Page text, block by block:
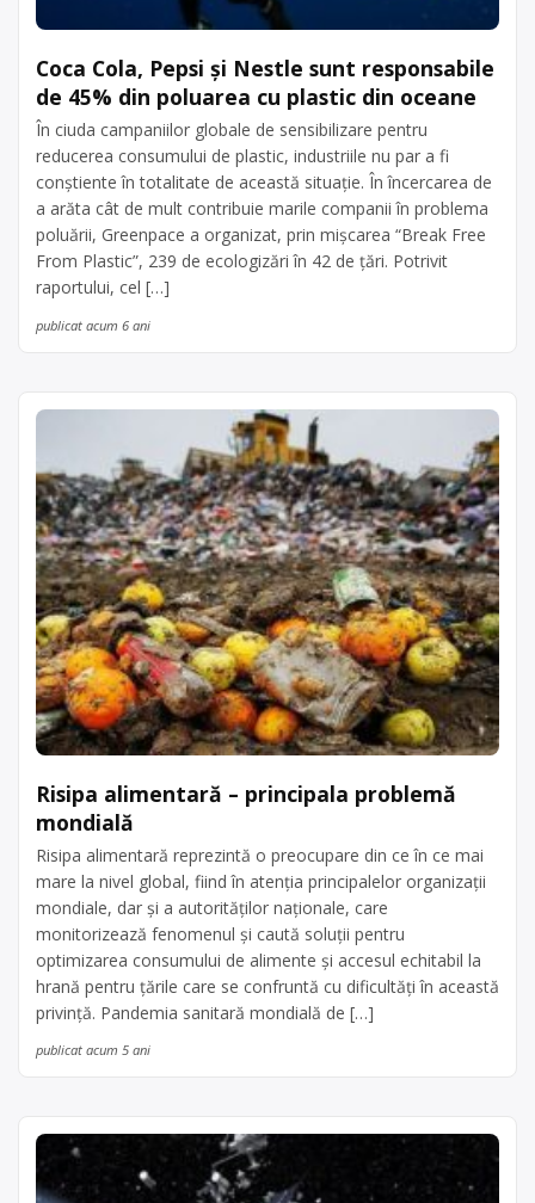
Coca Cola, Pepsi și Nestle sunt responsabile
de 45% din poluarea cu plastic din oceane
În ciuda campaniilor globale de sensibilizare pentru
reducerea consumului de plastic, industriile nu par a fi
conștiente în totalitate de această situație. În încercarea de
a arăta cât de mult contribuie marile companii în problema
poluării, Greenpace a organizat, prin mișcarea “Break Free
From Plastic”, 239 de ecologizări în 42 de țări. Potrivit
raportului, cel […]
publicat acum 6 ani
Risipa alimentară – principala problemă
mondială
Risipa alimentară reprezintă o preocupare din ce în ce mai
mare la nivel global, fiind în atenția principalelor organizații
mondiale, dar și a autorităților naționale, care
monitorizează fenomenul și caută soluții pentru
optimizarea consumului de alimente și accesul echitabil la
hrană pentru țările care se confruntă cu dificultăți în această
privință. Pandemia sanitară mondială de […]
publicat acum 5 ani